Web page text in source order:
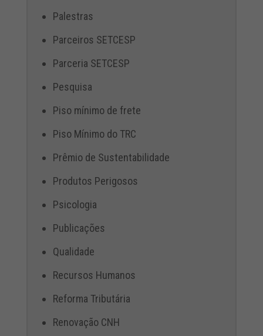
Palestras
Parceiros SETCESP
Parceria SETCESP
Pesquisa
Piso mínimo de frete
Piso Mínimo do TRC
Prêmio de Sustentabilidade
Produtos Perigosos
Psicologia
Publicações
Qualidade
Recursos Humanos
Reforma Tributária
Renovação CNH